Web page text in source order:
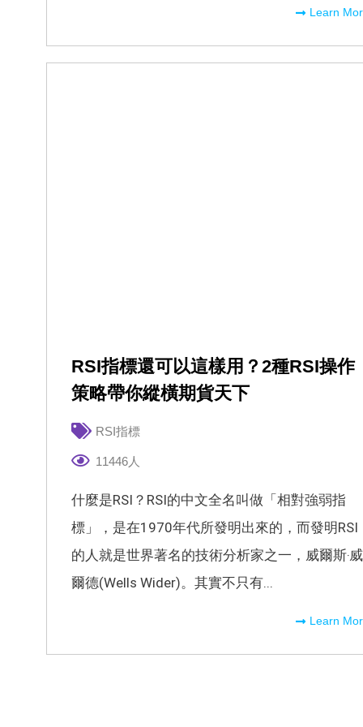
Learn
RSI指標還可以這樣用？2種RSI操作
策略帶你縱橫期貨天下
RSI指標
11446人
什麼是RSI？RSI的中文全名叫做「相對強弱指
標」，是在1970年代所發明出來的，而發明RSI
的人就是世界著名的技術分析家之一，威爾斯‧威
爾德(Wells Wider)。其實不只有...
Learn